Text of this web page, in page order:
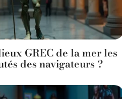
GREC de la mer les
des navigateurs ?